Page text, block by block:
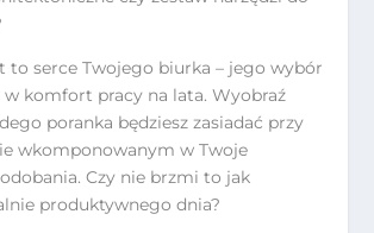
to serce Twojego biurka – jego wybór
komfort pracy na lata. Wyobraź
poranka będziesz zasiadać przy
wkomponowanym w Twoje
Czy nie brzmi to jak
produktywnego dnia?